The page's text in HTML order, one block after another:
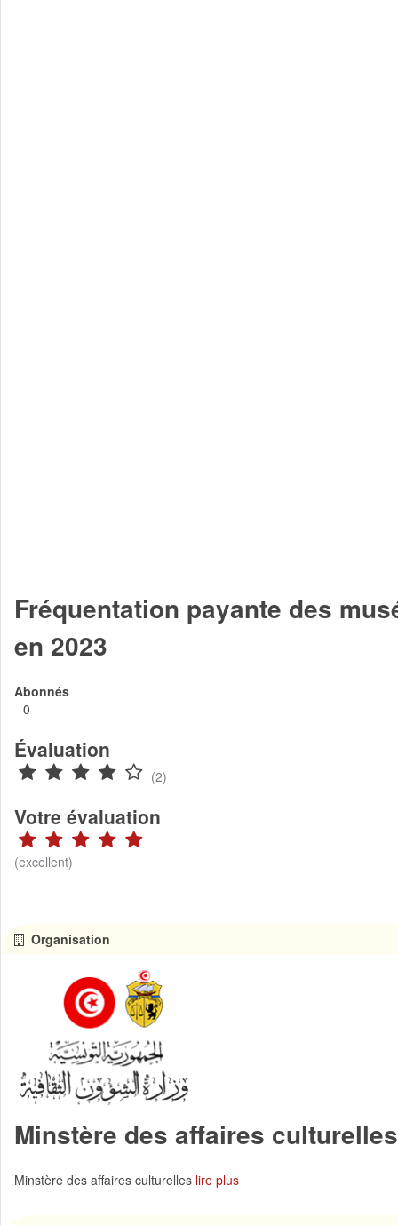
Fréquentation payante des
en 2023
Abonnés
0
Évaluation
(2)
Votre évaluation
(excellent)
Organisation
Minstère des affaires culturelles
Minstère des affaires culturelles lire plus